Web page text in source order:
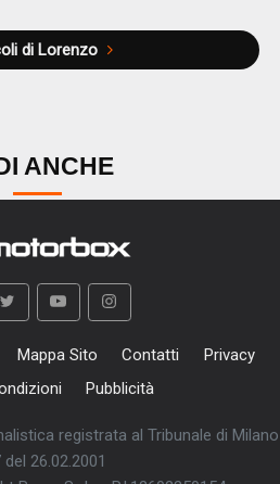
di Lorenzo
ANCHE
Mappa Sito Contatti
Privacy
Pubblicità
registrata al Tribunale di Milano
del 26.02.2001